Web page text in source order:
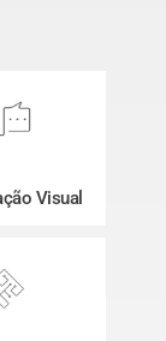
Visual